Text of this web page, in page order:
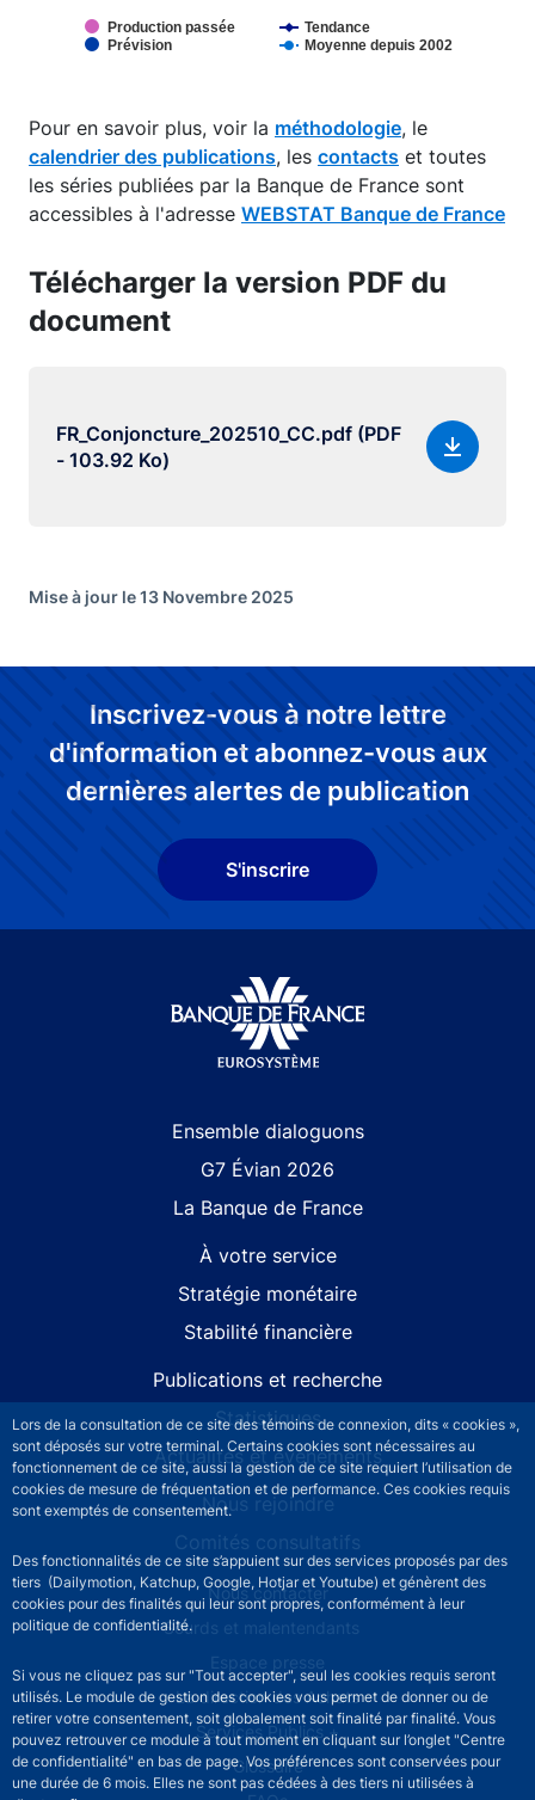
Lors de la consultation de ce site des témoins de connexion, dits « cookies »,
sont déposés sur votre terminal. Certains cookies sont nécessaires au
fonctionnement de ce site, aussi la gestion de ce site requiert l’utilisation de
cookies de mesure de fréquentation et de performance. Ces cookies requis
sont exemptés de consentement.
Des fonctionnalités de ce site s’appuient sur des services proposés par des
tiers (Dailymotion, Katchup, Google, Hotjar et Youtube) et génèrent des
cookies pour des finalités qui leur sont propres, conformément à leur
politique de confidentialité.
Si vous ne cliquez pas sur "Tout accepter", seul les cookies requis seront
utilisés. Le module de gestion des cookies vous permet de donner ou de
retirer votre consentement, soit globalement soit finalité par finalité. Vous
pouvez retrouver ce module à tout moment en cliquant sur l’onglet "Centre
de confidentialité" en bas de page. Vos préférences sont conservées pour
une durée de 6 mois. Elles ne sont pas cédées à des tiers ni utilisées à
Production passée
Tendance
Prévision
Moyenne depuis 2002
Pour en savoir plus, voir la méthodologie, le
calendrier des publications, les contacts et toutes
les séries publiées par la Banque de France sont
accessibles à l'adresse WEBSTAT Banque de France
Télécharger la version PDF du
document
FR_Conjoncture_202510_CC.pdf (PDF
- 103.92 Ko)
Mise à jour le 13 Novembre 2025
Inscrivez-vous à notre lettre
d'information et abonnez-vous aux
dernières alertes de publication
S'inscrire
Ensemble dialoguons
G7 Évian 2026
La Banque de France
À votre service
Stratégie monétaire
Stabilité financière
Publications et recherche
Statistiques
Actualités et événements
Nous rejoindre
Comités consultatifs
Footer secondary menuNous contacter
Sourds et malentendants
Espace presse
La direction des Achats
Services Publics +
Glossaire